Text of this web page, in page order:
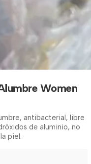
Women
antibacterial, libre
de aluminio, no
piel.